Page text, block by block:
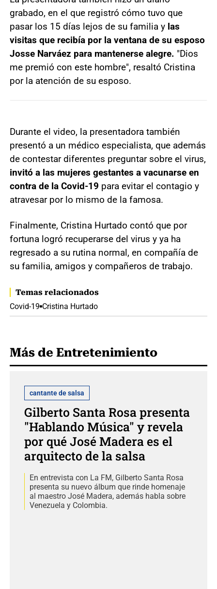
grabado, en el que registró cómo tuvo que
pasar los 15 días lejos de su familia y las
visitas que recibía por la ventana de su esposo
Josse Narváez para mantenerse alegre. "Dios
me premió con este hombre", resaltó Cristina
por la atención de su esposo.
Durante el video, la presentadora también
presentó a un médico especialista, que además
de contestar diferentes preguntar sobre el virus,
invitó a las mujeres gestantes a vacunarse en
contra de la Covid-19 para evitar el contagio y
atravesar por lo mismo de la famosa.
Finalmente, Cristina Hurtado contó que por
fortuna logró recuperarse del virus y ya ha
regresado a su rutina normal, en compañía de
su familia, amigos y compañeros de trabajo.
Temas relacionados
Covid-19 Cristina Hurtado
Más de Entretenimiento
cantante de salsa
Gilberto Santa Rosa presenta
"Hablando Música" y revela
por qué José Madera es el
arquitecto de la salsa
En entrevista con La FM, Gilberto Santa Rosa
presenta su nuevo álbum que rinde homenaje
al maestro José Madera, además habla sobre
Venezuela y Colombia.